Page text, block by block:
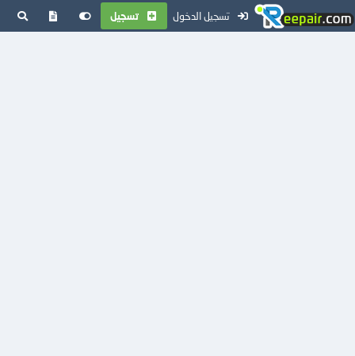
تسجيل الدخول تسجيل